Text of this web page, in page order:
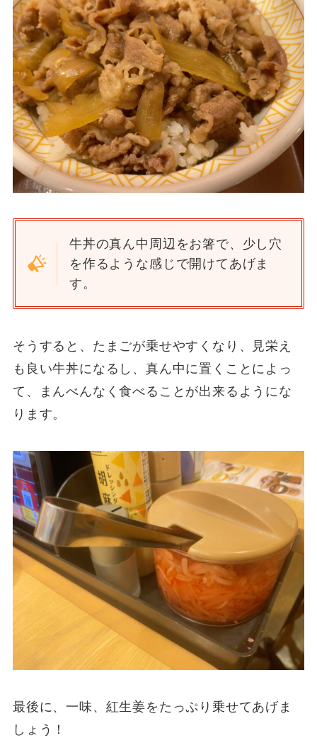
牛丼の真ん中周辺をお箸で、少し穴
を作るような感じで開けてあげま
す。
そうすると、たまごが乗せやすくなり、見栄え
も良い牛丼になるし、真ん中に置くことによっ
て、まんべんなく食べることが出来るようにな
ります。
最後に、一味、紅生姜をたっぷり乗せてあげま
しょう！